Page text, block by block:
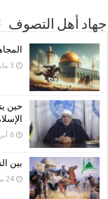
جهاد أهل التصوف
3 مايو، 2026
حين
6 أبريل، 2026
بين
24 مارس، 2026